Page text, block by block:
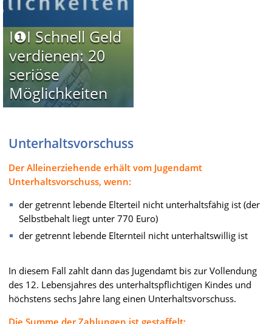
I❶I Schnell Geld
verdienen: 20
seriöse
Möglichkeiten
Unterhaltsvorschuss
Der Alleinerziehende erhält vom Jugendamt
Unterhaltsvorschuss, wenn:
der getrennt lebende Elterteil nicht unterhaltsfähig ist (der
Selbstbehalt liegt unter 770 Euro)
der getrennt lebende Elternteil nicht unterhaltswillig ist
In diesem Fall zahlt dann das Jugendamt bis zur Vollendung
des 12. Lebensjahres des unterhaltspflichtigen Kindes und
höchstens sechs Jahre lang einen Unterhaltsvorschuss.
Die Summe der Zahlungen ist gestaffelt: